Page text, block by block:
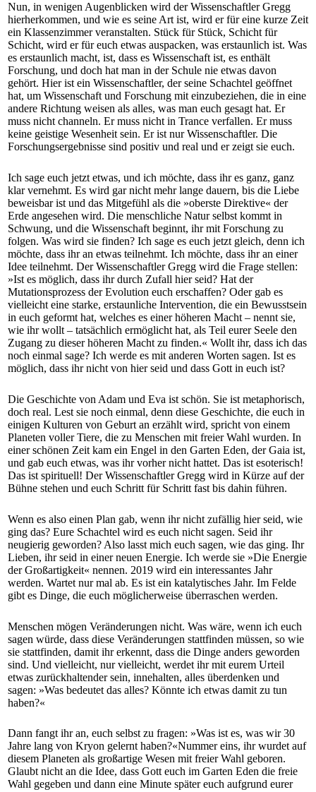
Nun, in wenigen Augenblicken wird der Wissenschaftler Gregg
hierherkommen, und wie es seine Art ist, wird er für eine kurze Zeit
ein Klassenzimmer veranstalten. Stück für Stück, Schicht für
Schicht, wird er für euch etwas auspacken, was erstaunlich ist. Was
es erstaunlich macht, ist, dass es Wissenschaft ist, es enthält
Forschung, und doch hat man in der Schule nie etwas davon
gehört. Hier ist ein Wissenschaftler, der seine Schachtel geöffnet
hat, um Wissenschaft und Forschung mit einzubeziehen, die in eine
andere Richtung weisen als alles, was man euch gesagt hat. Er
muss nicht channeln. Er muss nicht in Trance verfallen. Er muss
keine geistige Wesenheit sein. Er ist nur Wissenschaftler. Die
Forschungsergebnisse sind positiv und real und er zeigt sie euch.
Ich sage euch jetzt etwas, und ich möchte, dass ihr es ganz, ganz
klar vernehmt. Es wird gar nicht mehr lange dauern, bis die Liebe
beweisbar ist und das Mitgefühl als die »oberste Direktive« der
Erde angesehen wird. Die menschliche Natur selbst kommt in
Schwung, und die Wissenschaft beginnt, ihr mit Forschung zu
folgen. Was wird sie finden? Ich sage es euch jetzt gleich, denn ich
möchte, dass ihr an etwas teilnehmt. Ich möchte, dass ihr an einer
Idee teilnehmt. Der Wissenschaftler Gregg wird die Frage stellen:
»Ist es möglich, dass ihr durch Zufall hier seid? Hat der
Mutationsprozess der Evolution euch erschaffen? Oder gab es
vielleicht eine starke, erstaunliche Intervention, die ein Bewusstsein
in euch geformt hat, welches es einer höheren Macht – nennt sie,
wie ihr wollt – tatsächlich ermöglicht hat, als Teil eurer Seele den
Zugang zu dieser höheren Macht zu finden.« Wollt ihr, dass ich das
noch einmal sage? Ich werde es mit anderen Worten sagen. Ist es
möglich, dass ihr nicht von hier seid und dass Gott in euch ist?
Die Geschichte von Adam und Eva ist schön. Sie ist metaphorisch,
doch real. Lest sie noch einmal, denn diese Geschichte, die euch in
einigen Kulturen von Geburt an erzählt wird, spricht von einem
Planeten voller Tiere, die zu Menschen mit freier Wahl wurden. In
einer schönen Zeit kam ein Engel in den Garten Eden, der Gaia ist,
und gab euch etwas, was ihr vorher nicht hattet. Das ist esoterisch!
Das ist spirituell! Der Wissenschaftler Gregg wird in Kürze auf der
Bühne stehen und euch Schritt für Schritt fast bis dahin führen.
Wenn es also einen Plan gab, wenn ihr nicht zufällig hier seid, wie
ging das? Eure Schachtel wird es euch nicht sagen. Seid ihr
neugierig geworden? Also lasst mich euch sagen, wie das ging. Ihr
Lieben, ihr seid in einer neuen Energie. Ich werde sie »Die Energie
der Großartigkeit« nennen. 2019 wird ein interessantes Jahr
werden. Wartet nur mal ab. Es ist ein katalytisches Jahr. Im Felde
gibt es Dinge, die euch möglicherweise überraschen werden.
Menschen mögen Veränderungen nicht. Was wäre, wenn ich euch
sagen würde, dass diese Veränderungen stattfinden müssen, so wie
sie stattfinden, damit ihr erkennt, dass die Dinge anders geworden
sind. Und vielleicht, nur vielleicht, werdet ihr mit eurem Urteil
etwas zurückhaltender sein, innehalten, alles überdenken und
sagen: »Was bedeutet das alles? Könnte ich etwas damit zu tun
haben?«
Dann fangt ihr an, euch selbst zu fragen: »Was ist es, was wir 30
Jahre lang von Kryon gelernt haben?«Nummer eins, ihr wurdet auf
diesem Planeten als großartige Wesen mit freier Wahl geboren.
Glaubt nicht an die Idee, dass Gott euch im Garten Eden die freie
Wahl gegeben und dann eine Minute später euch aufgrund eurer